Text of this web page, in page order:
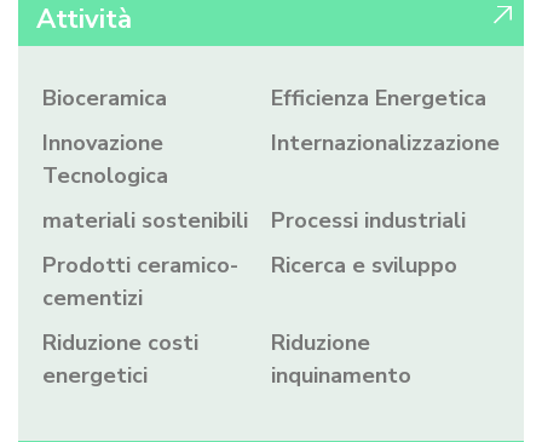
Attività
Bioceramica
Efficienza Energetica
Innovazione
Tecnologica
Internazionalizzazione
materiali sostenibili
Processi industriali
Prodotti ceramico-
cementizi
Ricerca e sviluppo
Riduzione costi
energetici
Riduzione
inquinamento